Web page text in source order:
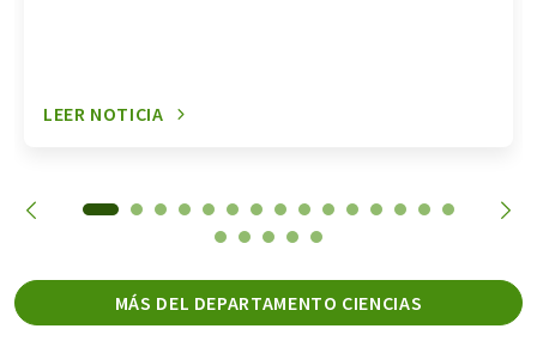
LEER NOTICIA
MÁS DEL DEPARTAMENTO CIENCIAS